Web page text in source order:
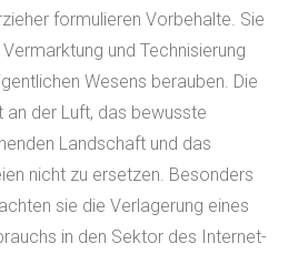
formulieren Vorbehalte. Sie
und Technisierung
Wesens berauben. Die
der Luft, das bewusste
Landschaft und das
nicht zu ersetzen. Besonders
sie die Verlagerung eines
in den Sektor des Internet-